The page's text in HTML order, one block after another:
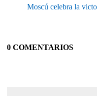
Moscú celebra la
0 COMENTARIOS